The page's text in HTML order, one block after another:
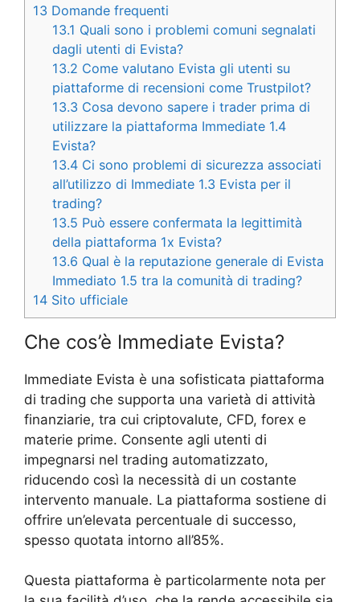
13 Domande frequenti
13.1 Quali sono i problemi comuni segnalati
dagli utenti di Evista?
13.2 Come valutano Evista gli utenti su
piattaforme di recensioni come Trustpilot?
13.3 Cosa devono sapere i trader prima di
utilizzare la piattaforma Immediate 1.4
Evista?
13.4 Ci sono problemi di sicurezza associati
all’utilizzo di Immediate 1.3 Evista per il
trading?
13.5 Può essere confermata la legittimità
della piattaforma 1x Evista?
13.6 Qual è la reputazione generale di Evista
Immediato 1.5 tra la comunità di trading?
14 Sito ufficiale
Che cos’è Immediate Evista?
Immediate Evista è una sofisticata piattaforma
di trading che supporta una varietà di attività
finanziarie, tra cui criptovalute, CFD, forex e
materie prime. Consente agli utenti di
impegnarsi nel trading automatizzato,
riducendo così la necessità di un costante
intervento manuale. La piattaforma sostiene di
offrire un’elevata percentuale di successo,
spesso quotata intorno all’85%.
Questa piattaforma è particolarmente nota per